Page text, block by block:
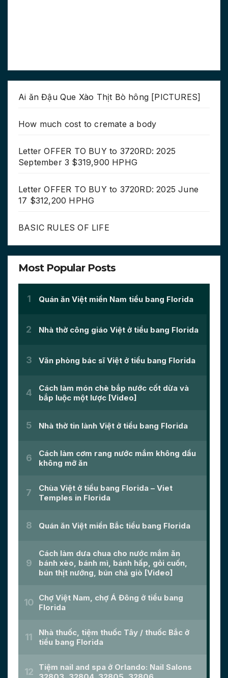
Ai ăn Đậu Que Xào Thịt Bò hông [PICTURES]
How much cost to cremate a body
Letter OFFER TO BUY to 3720RD: 2025
September 3 $319,900 HPHG
Letter OFFER TO BUY to 3720RD: 2025 June
17 $312,200 HPHG
BASIC RULES OF LIFE
Most Popular Posts